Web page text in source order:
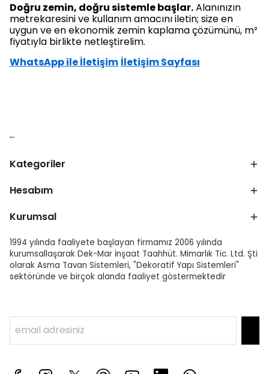
Doğru zemin, doğru sistemle başlar.Alanınızın
metrekaresini ve kullanım amacını iletin; size en
uygun ve en ekonomik zemin kaplama çözümünü, m²
fiyatıyla birlikte netleştirelim.
WhatsApp ile İletişim İletişim Sayfası
Kategoriler
Hesabım
Kurumsal
1994 yılında faaliyete başlayan firmamız 2006 yılında
kurumsallaşarak Dek-Mar İnşaat Taahhüt. Mimarlık Tic. Ltd. Şti
olarak Asma Tavan Sistemleri, "Dekoratif Yapı Sistemleri"
sektöründe ve birçok alanda faaliyet göstermektedir